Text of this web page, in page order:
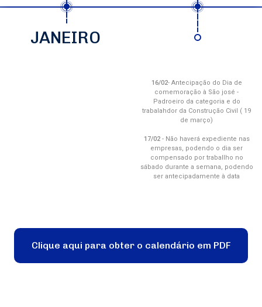
JANEIRO
16/02- Antecipação do Dia de
comemoração à São josé -
Padroeiro da categoria e do
trabalahdor da Construção Civil ( 19
de março)
17/02- Não haverá expediente nas
empresas, podendo o dia ser
compensado por traballho no
sábado durante a semana, podendo
ser antecipadamente à data
Clique aqui para obter o calendário em PDF